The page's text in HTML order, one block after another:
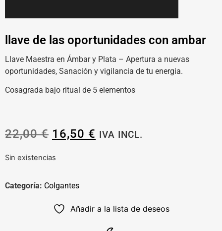
llave de las oportunidades con ambar
Llave Maestra en Ámbar y Plata – Apertura a nuevas
oportunidades, Sanación y vigilancia de tu energia.
Cosagrada bajo ritual de 5 elementos
22,00€ 16,50 € IVA INCL.
Sin existencias
Categoría: Colgantes
Añadir a la lista de deseos